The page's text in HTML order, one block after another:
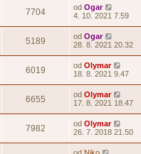
7704 od Ogar
4. 10. 2021 7.59
5189 od Ogar
28. 8. 2021 20.32
6019 od Olymar
18. 8. 2021 9.47
6655 od Olymar
17. 8. 2021 18.47
7982 od Olymar
26. 7. 2018 21.50